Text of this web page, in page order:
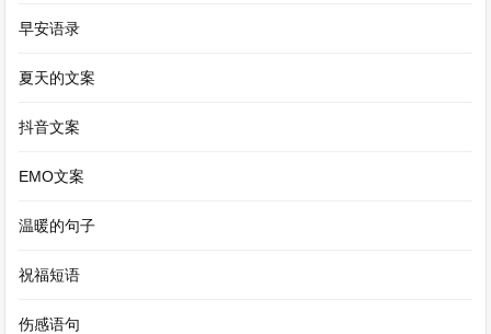
这片枫叶林，是我们曾经一起漫步的地方。那时，
手心，说它像我的脸颊一样美丽。我害羞地低下
头，心中满是幸福与甜蜜。
而现在，我再次来到这里，却只有我一个人。我看
着那漫天飞舞的枫叶，它们似乎也在为我而悲伤。
早安语录
夏天的文案
抖音文案
EMO文案
温暖的句子
祝福短语
伤感语句